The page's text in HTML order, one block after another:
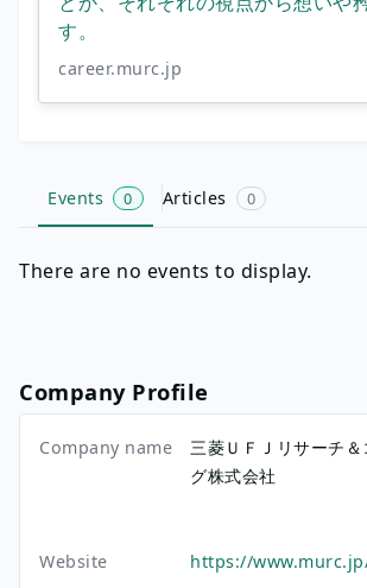
す。
career.murc.jp
Events 0 Articles 0
There are no events to display.
Company Profile
Company name
三菱ＵＦＪリサーチ
グ株式会社
Website https://